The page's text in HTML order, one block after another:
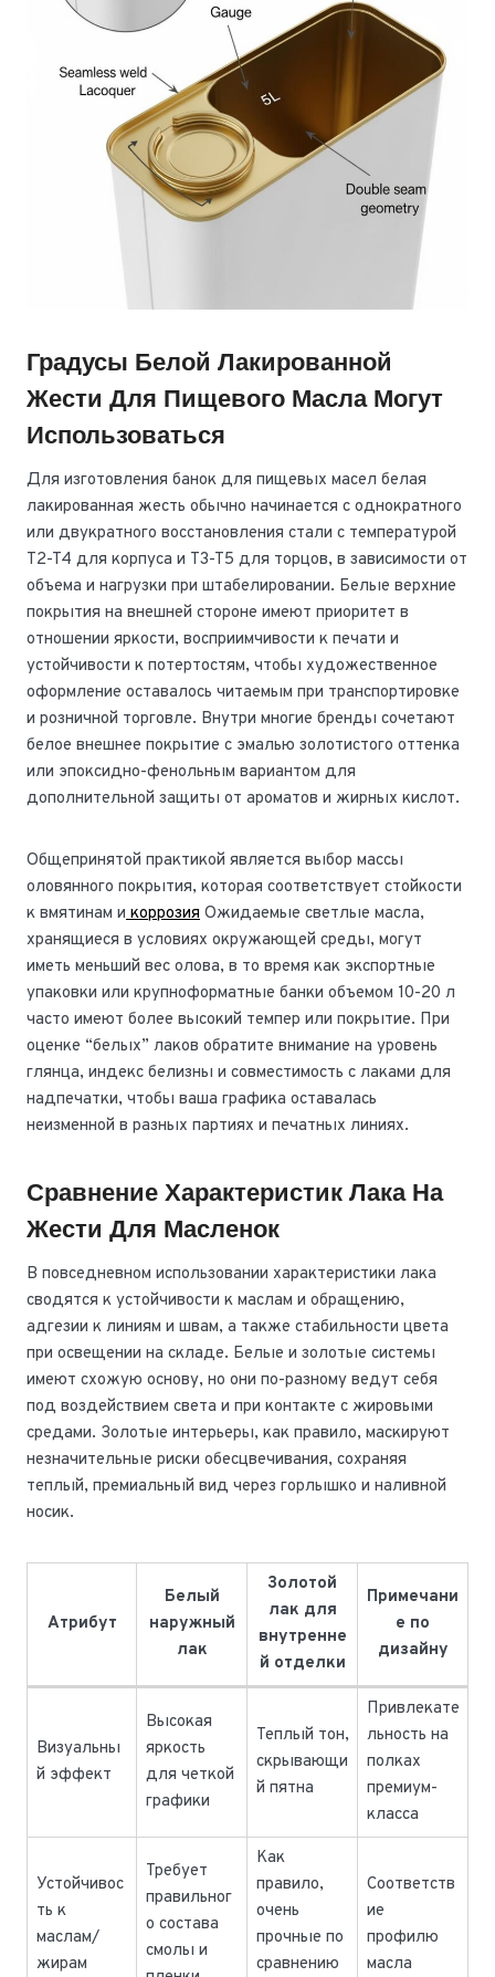
Градусы Белой Лакированной
Жести Для Пищевого Масла Могут
Использоваться
Для изготовления банок для пищевых масел белая
лакированная жесть обычно начинается с однократного
или двукратного восстановления стали с температурой
T2-T4 для корпуса и T3-T5 для торцов, в зависимости от
объема и нагрузки при штабелировании. Белые верхние
покрытия на внешней стороне имеют приоритет в
отношении яркости, восприимчивости к печати и
устойчивости к потертостям, чтобы художественное
оформление оставалось читаемым при транспортировке
и розничной торговле. Внутри многие бренды сочетают
белое внешнее покрытие с эмалью золотистого оттенка
или эпоксидно-фенольным вариантом для
дополнительной защиты от ароматов и жирных кислот.
Общепринятой практикой является выбор массы
оловянного покрытия, которая соответствует стойкости
к вмятинам и коррозия Ожидаемые светлые масла,
хранящиеся в условиях окружающей среды, могут
иметь меньший вес олова, в то время как экспортные
упаковки или крупноформатные банки объемом 10-20 л
часто имеют более высокий темпер или покрытие. При
оценке “белых” лаков обратите внимание на уровень
глянца, индекс белизны и совместимость с лаками для
надпечатки, чтобы ваша графика оставалась
неизменной в разных партиях и печатных линиях.
Сравнение Характеристик Лака На
Жести Для Масленок
В повседневном использовании характеристики лака
сводятся к устойчивости к маслам и обращению,
адгезии к линиям и швам, а также стабильности цвета
при освещении на складе. Белые и золотые системы
имеют схожую основу, но они по-разному ведут себя
под воздействием света и при контакте с жировыми
средами. Золотые интерьеры, как правило, маскируют
незначительные риски обесцвечивания, сохраняя
теплый, премиальный вид через горлышко и наливной
носик.
Атрибут
Белый
наружный
лак
Золотой
лак для
внутренне
й отделки
Примечани
е по
дизайну
Визуальны
й эффект
Высокая
яркость
для четкой
графики
Теплый тон,
скрывающи
й пятна
Привлекате
льность на
полках
премиум-
класса
Устойчивос
ть к
маслам/
жирам
Требует
правильног
о состава
смолы и
Как
правило,
очень
прочные по
сравнению
Соответств
ие
профилю
масла